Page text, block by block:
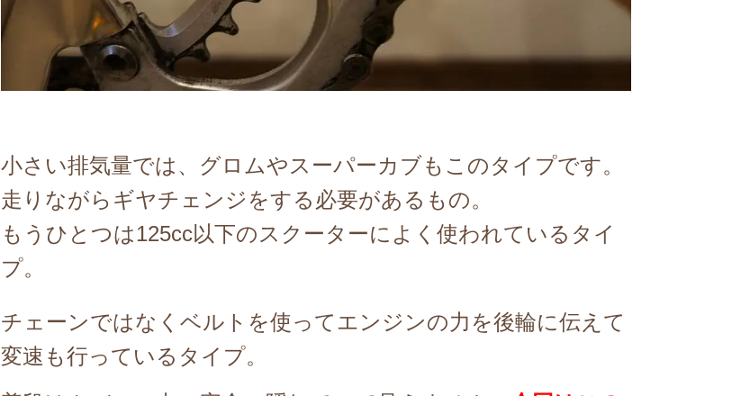
小さい排気量では、グロムやスーパーカブもこのタイプです。
走りながらギヤチェンジをする必要があるもの。
もうひとつは125cc以下のスクーターによく使われているタイ
プ。
チェーンではなくベルトを使ってエンジンの力を後輪に伝えて
変速も行っているタイプ。